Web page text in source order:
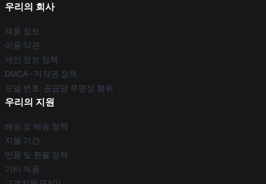
우리의 회사
제품 정보
이용 약관
개인 정보 정책
DMCA - 저작권 정책
모델 번호: 공급망 투명성 행위
우리의 지원
배송 및 배송 정책
지불 기간
반품 및 환불 정책
기타 제품